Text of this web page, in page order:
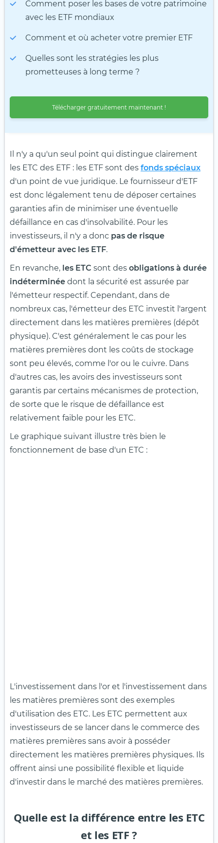
Comment poser les bases de votre patrimoine
avec les ETF mondiaux
Comment et où acheter votre premier ETF
Quelles sont les stratégies les plus
prometteuses à long terme ?
Télécharger gratuitement maintenant !
Il n'y a qu'un seul point qui distingue clairement
les ETC des ETF : les ETF sont des fonds spéciaux
d'un point de vue juridique. Le fournisseur d'ETF
est donc légalement tenu de déposer certaines
garanties afin de minimiser une éventuelle
défaillance en cas d'insolvabilité. Pour les
investisseurs, il n'y a donc pas de risque
d'émetteur avec les ETF.
En revanche, les ETC sont des obligations à durée
indéterminée dont la sécurité est assurée par
l'émetteur respectif. Cependant, dans de
nombreux cas, l'émetteur des ETC investit l'argent
directement dans les matières premières (dépôt
physique). C'est généralement le cas pour les
matières premières dont les coûts de stockage
sont peu élevés, comme l'or ou le cuivre. Dans
d'autres cas, les avoirs des investisseurs sont
garantis par certains mécanismes de protection,
de sorte que le risque de défaillance est
relativement faible pour les ETC.
Le graphique suivant illustre très bien le
fonctionnement de base d'un ETC :
L'investissement dans l'or et l'investissement dans
les matières premières sont des exemples
d'utilisation des ETC. Les ETC permettent aux
investisseurs de se lancer dans le commerce des
matières premières sans avoir à posséder
directement les matières premières physiques. Ils
offrent ainsi une possibilité flexible et liquide
d'investir dans le marché des matières premières.
Quelle est la différence entre les ETC
et les ETF ?